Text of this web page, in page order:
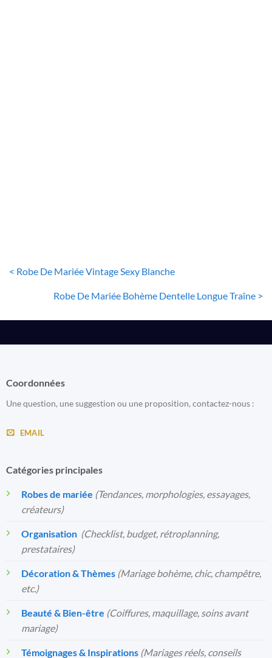
< Robe De Mariée Vintage Sexy Blanche
Robe De Mariée Bohème Dentelle Longue Traîne >
Coordonnées
Une question, une suggestion ou une proposition, contactez-nous :
EMAIL
Catégories principales
Robes de mariée (Tendances, morphologies, essayages,
créateurs)
Organisation️ (Checklist, budget, rétroplanning,
prestataires)
Décoration & Thèmes (Mariage bohème, chic, champêtre,
etc.)
Beauté & Bien-être (Coiffures, maquillage, soins avant
mariage)
Témoignages & Inspirations (Mariages réels, conseils